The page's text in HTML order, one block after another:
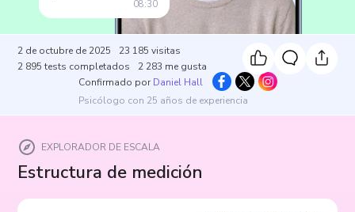
08:30
2 de octubre de 2025 23 185 visitas
2 895 tests completados 2 283 me gusta
Confirmado por Daniel Hall
Psicólogo con 25 años de experiencia
EXPLORADOR DE ESCALA
Estructura de medición